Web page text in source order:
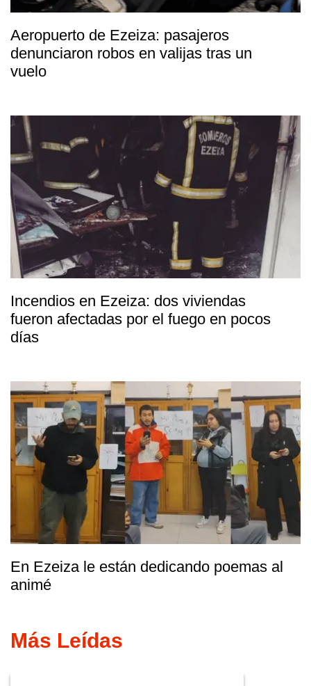
Aeropuerto de Ezeiza: pasajeros
denunciaron robos en valijas tras un
vuelo
Incendios en Ezeiza: dos viviendas
fueron afectadas por el fuego en pocos
días
En Ezeiza le están dedicando poemas al
animé
Más Leídas